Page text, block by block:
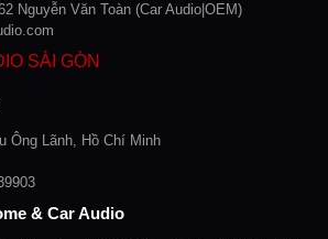
Nguyễn Văn Toàn (Car Audio|OEM)
SÀI GÒN
Ông Lãnh, Hồ Chí Minh
& Car Audio